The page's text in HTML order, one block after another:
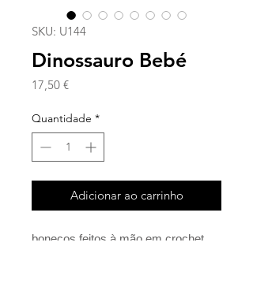
SKU: U144
Dinossauro Bebé
17,50 €Preço
Quantidade *
Adicionar ao carrinho
bonecos feitos à mão em crochet